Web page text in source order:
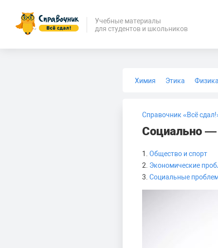
Учебные материалы
для студентов и школьников
Химия Этика
Справочник «Всё
Социально —
1. Общество и спорт
2. Экономические
3. Социальные